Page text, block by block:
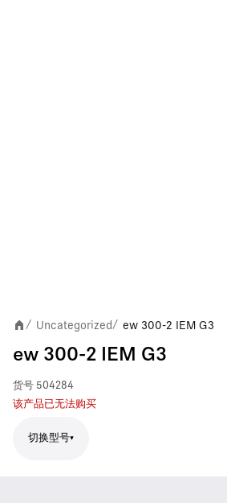
/ Uncategorized/ ew 300-2 IEM G3
ew 300-2 IEM G3
货号 504284
该产品已无法购买
切换型号